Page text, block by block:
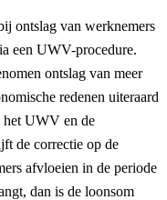
ontslag van werknemers
een UWV-procedure.
ontslag van meer
redenen uiteraard
het UWV en de
de correctie op de
afvloeien in de periode
dan is de loonsom